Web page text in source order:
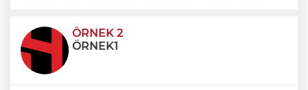
condimentum eros et, faucibus sapien. Praese
ÖRNEK 2
ÖRNEK1